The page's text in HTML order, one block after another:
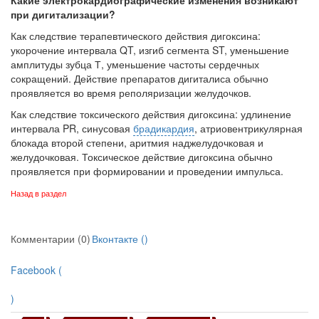
при дигитализации?
Как следствие терапевтического действия дигоксина:
укорочение интер­вала QT, изгиб сегмента ST, уменьшение
амплитуды зубца Т, уменьшение частоты сердечных
сокращений. Действие препаратов дигиталиса обычно
проявляется во время реполяризации желудочков.
Как следствие токсического действия дигоксина: удлинение
интервала PR, синусовая брадикардия, атриовентрикулярная
блокада второй степени, аритмия наджелудочковая и
желудочковая. Токсическое действие ди­гоксина обычно
проявляется при формировании и проведении импульса.
Назад в раздел
Комментарии (0) Вконтакте ()
Facebook (
)